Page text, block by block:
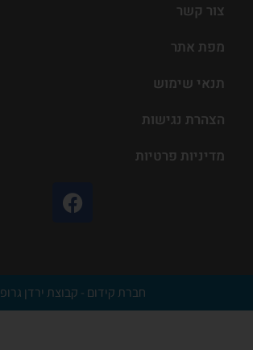
צור קשר
מפת אתר
תנאי שימוש
הצהרת נגישות
מדיניות פרטיות
חברת קידום - קבוצת ירדן גרופ